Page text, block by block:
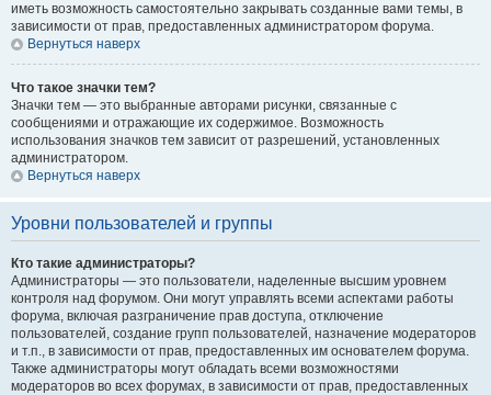
иметь возможность самостоятельно закрывать созданные вами темы, в
зависимости от прав, предоставленных администратором форума.
Вернуться наверх
Что такое значки тем?
Значки тем — это выбранные авторами рисунки, связанные с
сообщениями и отражающие их содержимое. Возможность
использования значков тем зависит от разрешений, установленных
администратором.
Вернуться наверх
Уровни пользователей и группы
Кто такие администраторы?
Администраторы — это пользователи, наделенные высшим уровнем
контроля над форумом. Они могут управлять всеми аспектами работы
форума, включая разграничение прав доступа, отключение
пользователей, создание групп пользователей, назначение модераторов
и т.п., в зависимости от прав, предоставленных им основателем форума.
Также администраторы могут обладать всеми возможностями
модераторов во всех форумах, в зависимости от прав, предоставленных